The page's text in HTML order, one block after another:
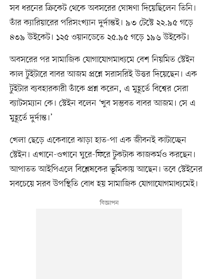
সব ধরনের ক্রিকেট থেকে অবসরের ঘোষণা দিয়েছিলেন তিনি।
তাঁর ক্যারিয়ারের পরিসংখ্যান দুর্দান্তই। ৯৩ টেস্টে ২২.৯৫ গড়ে
৪৩৯ উইকেট। ১২৫ ওয়ানডেতে ২৫.৯৫ গড়ে ১৯৬ উইকেট।
অবসরের পর সামাজিক যোগাযোগমাধ্যমে বেশ নিয়মিত স্টেইন
কাল টুইটারে বাবর আজম প্রশ্নে সরাসরিই উত্তর দিয়েছেন। এক
টুইটার ব্যবহারকারী তাঁকে প্রশ্ন করেন, এ মুহূর্তে বিশ্বের সেরা
ব্যাটসম্যান কে। স্টেইন বলেন ‘খুব সম্ভবত বাবর আজম। সে এ
মুহূর্তে দুর্দান্ত।’
খেলা ছেড়ে একেবারে ঝাড়া হাত-পা এক জীবনই কাটাচ্ছেন
স্টেইন। এখানে-ওখানে ঘুরে-ফিরে টুকটাক কাজকর্মও করছেন।
আপাতত আইপিএলে বিশ্লেষকের ভূমিকায় আছেন। তবে স্টেইনের
সবচেয়ে সরব উপস্থিতি বোধ হয় সামাজিক যোগাযোগমাধ্যমেই।